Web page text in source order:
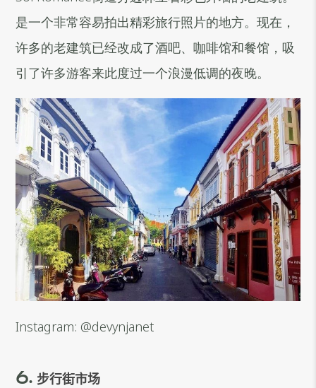
是一个非常容易拍出精彩旅行照片的地方。现在，
许多的老建筑已经改成了酒吧、咖啡馆和餐馆，吸
引了许多游客来此度过一个浪漫低调的夜晚。
Instagram: @devynjanet
6. 步行街市场